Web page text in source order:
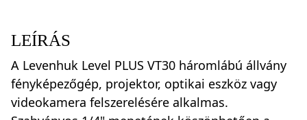
LEÍRÁS
A Levenhuk Level PLUS VT30 háromlábú állvány
fényképezőgép, projektor, optikai eszköz vagy
videokamera felszerelésére alkalmas.